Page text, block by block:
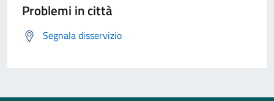
Problemi in città
Segnala disservizio